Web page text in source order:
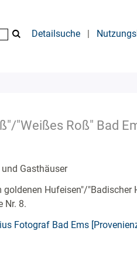
Detailsuche |
"Weißes Roß" Bad
Gasthäuser
goldenen Hufeisen"/"Badischer
Nr. 8.
Fotograf Bad Ems